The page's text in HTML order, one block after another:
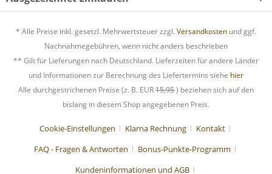
* Alle Preise inkl. gesetzl. Mehrwertsteuer zzgl. Versandkosten und ggf.
Nachnahmegebühren, wenn nicht anders beschrieben
** Gilt für Lieferungen nach Deutschland. Lieferzeiten für andere Länder
und Informationen zur Berechnung des Liefertermins siehe hier
Alle durchgestrichenen Preise (z. B. EUR15,95) beziehen sich auf den
bislang in diesem Shop angegebenen Preis.
Cookie-Einstellungen Klarna Rechnung
Kontakt
FAQ - Fragen & Antworten
Bonus-Punkte-Programm
Kundeninformationen und AGB